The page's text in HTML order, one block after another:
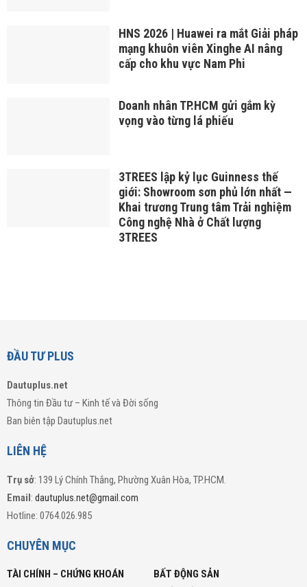
HNS 2026 | Huawei ra mắt Giải pháp
mạng khuôn viên Xinghe AI nâng
cấp cho khu vực Nam Phi
Doanh nhân TP.HCM gửi gắm kỳ
vọng vào từng lá phiếu
3TREES lập kỷ lục Guinness thế
giới: Showroom sơn phủ lớn nhất —
Khai trương Trung tâm Trải nghiệm
Công nghệ Nhà ở Chất lượng
3TREES
ĐẦU TƯ PLUS
Dautuplus.net
Thông tin Đầu tư – Kinh tế và Đời sống
Ban biên tập Dautuplus.net
LIÊN HỆ
Trụ sở: 139 Lý Chính Thắng, Phường Xuân Hòa, TP.HCM.
Email: dautuplus.net@gmail.com
Hotline: 0764.026.985
CHUYÊN MỤC
TÀI CHÍNH – CHỨNG KHOÁN BẤT ĐỘNG SẢN